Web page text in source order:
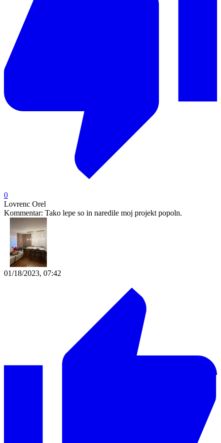
0
Lovrenc Orel
Kommentar: Tako lepe so in naredile moj projekt popoln.
01/18/2023, 07:42